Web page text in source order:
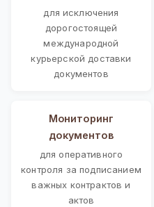
для исключения
дорогостоящей
международной
курьерской доставки
документов
Мониторинг
документов
для оперативного
контроля за подписанием
важных контрактов и
актов